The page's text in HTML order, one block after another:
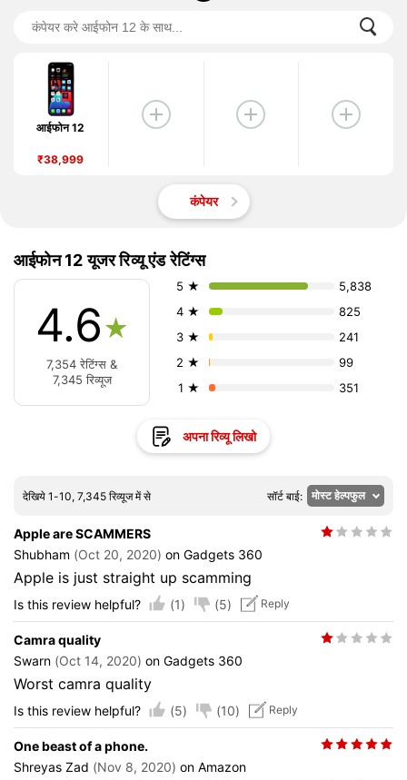
आईफोन 12
₹38,999
कंपेयर
आईफोन 12 यूजर रिव्यू एंड रेटिंग्स
4.6★
7,354 रेटिंग्स &
7,345 रिव्यूज
5 ★
5,838
4 ★
825
3 ★
241
2 ★
99
1 ★
351
अपना रिव्यू लिखो
देखिये 1-10, 7,345 रिव्यूज में से सॉर्ट बाई:
Apple are SCAMMERS
Shubham (Oct 20, 2020) on Gadgets 360
Apple is just straight up scamming
Is this review helpful? (1) (5) Reply
Camra quality
Swarn (Oct 14, 2020) on Gadgets 360
Worst camra quality
Is this review helpful? (5) (10) Reply
One beast of a phone.
Shreyas Zad (Nov 8, 2020) on Amazon